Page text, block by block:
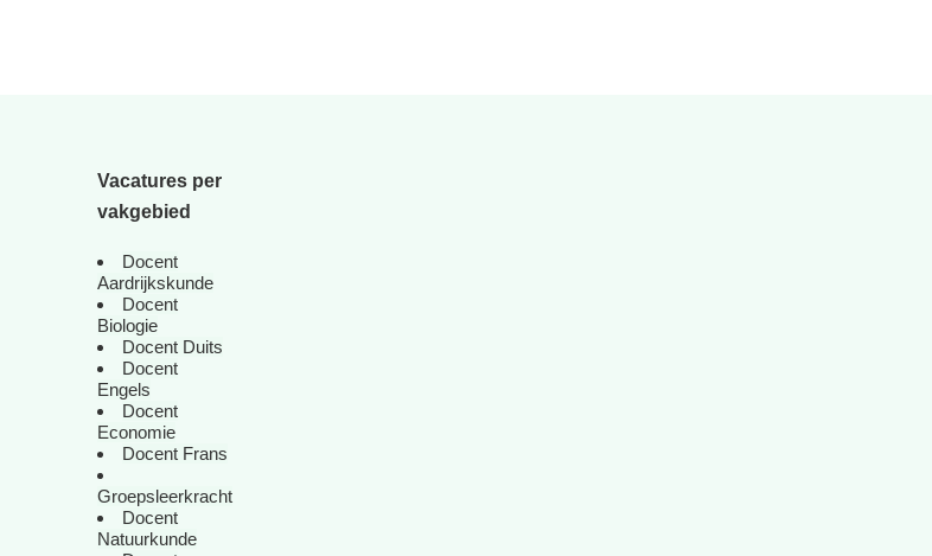
Vacatures per
vakgebied
Docent
Aardrijkskunde
Docent
Biologie
Docent Duits
Docent
Engels
Docent
Economie
Docent Frans
Groepsleerkracht
Docent
Natuurkunde